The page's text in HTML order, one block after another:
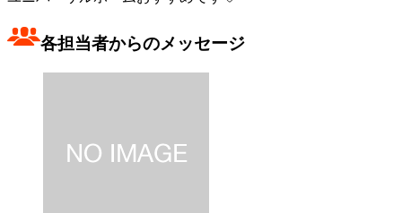
各担当者からのメッセージ